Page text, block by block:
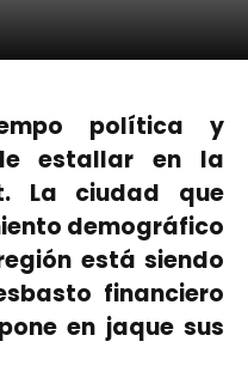
política y
estallar en la
La ciudad que
demográfico
está siendo
financiero
en jaque sus